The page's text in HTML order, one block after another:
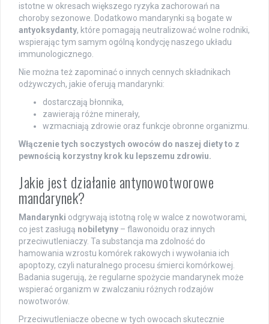
istotne w okresach większego ryzyka zachorowań na
choroby sezonowe. Dodatkowo mandarynki są bogate w
antyoksydanty, które pomagają neutralizować wolne rodniki,
wspierając tym samym ogólną kondycję naszego układu
immunologicznego.
Nie można też zapominać o innych cennych składnikach
odżywczych, jakie oferują mandarynki:
dostarczają błonnika,
zawierają różne minerały,
wzmacniają zdrowie oraz funkcje obronne organizmu.
Włączenie tych soczystych owoców do naszej diety to z
pewnością korzystny krok ku lepszemu zdrowiu.
Jakie jest działanie antynowotworowe
mandarynek?
Mandarynki odgrywają istotną rolę w walce z nowotworami,
co jest zasługą nobiletyny – flawonoidu oraz innych
przeciwutleniaczy. Ta substancja ma zdolność do
hamowania wzrostu komórek rakowych i wywołania ich
apoptozy, czyli naturalnego procesu śmierci komórkowej.
Badania sugerują, że regularne spożycie mandarynek może
wspierać organizm w zwalczaniu różnych rodzajów
nowotworów.
Przeciwutleniacze obecne w tych owocach skutecznie